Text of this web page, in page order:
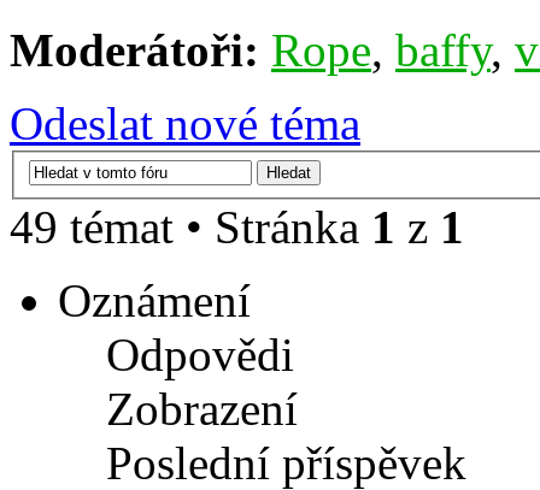
Moderátoři: Rope, baffy,
Odeslat nové téma
49 témat • Stránka 1 z 1
Oznámení
Odpovědi
Zobrazení
Poslední příspěvek